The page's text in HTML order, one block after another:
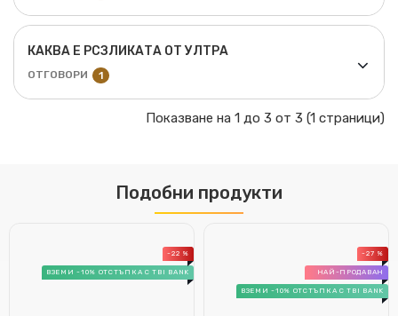
КАКВА Е РСЗЛИКАТА ОТ УЛТРА
ОТГОВОРИ 1
Показване на 1 до 3 от 3 (1 страници)
Подобни продукти
ВЗЕМИ -10% ОТСТЪПКА С TBI BANK
-22 %
НАЙ-ПРОДАВАН
ВЗЕМИ -10% ОТСТЪПКА С TBI BANK
-27 %